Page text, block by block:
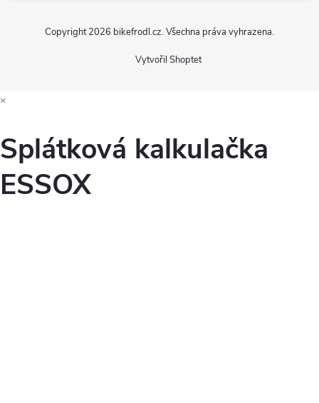
Vytvořil Shoptet
Copyright 2026 bikefrodl.cz. Všechna práva vyhrazena.
×
Splátková kalkulačka
ESSOX